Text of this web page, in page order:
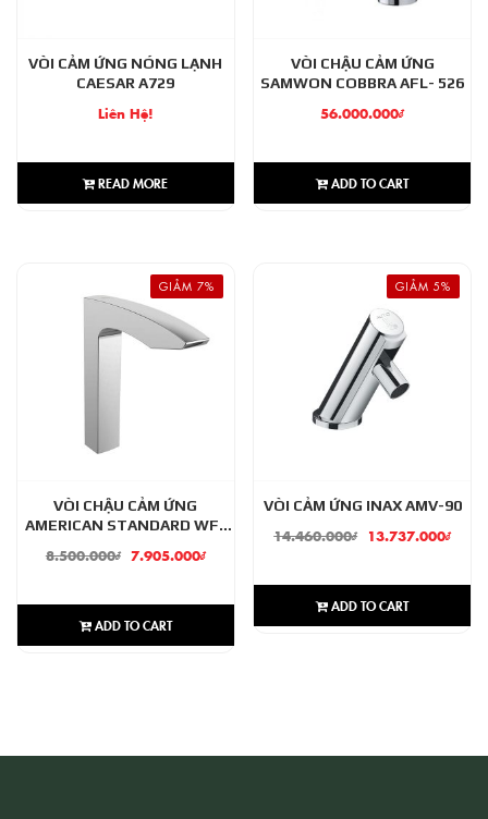
VÒI CẢM ỨNG NÓNG LẠNH
CAESAR A729
Liên Hệ!
READ MORE
VÒI CHẬU CẢM ỨNG
SAMWON COBBRA AFL- 526
56.000.000₫
ADD TO CART
GIẢM 7%
VÒI CHẬU CẢM ỨNG
AMERICAN STANDARD WF-
8.500.000₫ 7.905.000₫
ADD TO CART
GIẢM 5%
VÒI CẢM ỨNG INAX AMV-90
14.460.000₫ 13.737.000₫
ADD TO CART